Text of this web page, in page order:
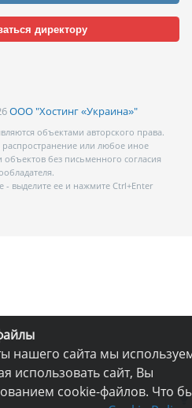
нашего сайта мы
использовать сайт, Вы
cookie-файлов. Что
директору
ООО "Хостинг «Украина»"
объектами авторского права.
или любое иное
без письменного согласия
- выделите ее и нажмите Ctrl+Enter